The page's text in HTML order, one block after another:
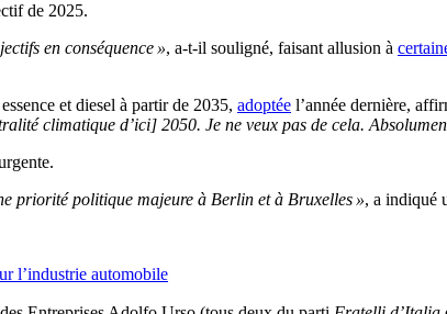
de 2025.
en conséquence », a-t-il souligné, faisant allusion à
et diesel à partir de 2035, adoptée l’année dernière,
climatique d’ici] 2050. Je ne veux pas de cela.
priorité politique majeure à Berlin et à Bruxelles », a indiqué
l’industrie automobile